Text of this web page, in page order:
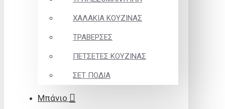
ΧΑΛΑΚΙΑ ΚΟΥΖΙΝΑΣ
ΤΡΑΒΕΡΣΕΣ
ΠΕΤΣΕΤΕΣ ΚΟΥΖΙΝΑΣ
ΣΕΤ ΠΟΔΙΑ
Μπάνιο